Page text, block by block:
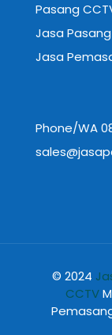
Pasang
Jasa
Jasa
Phone/WA
© 2024
CCTV